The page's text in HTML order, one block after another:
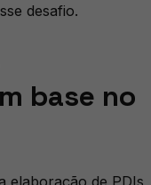
desafio.
base no